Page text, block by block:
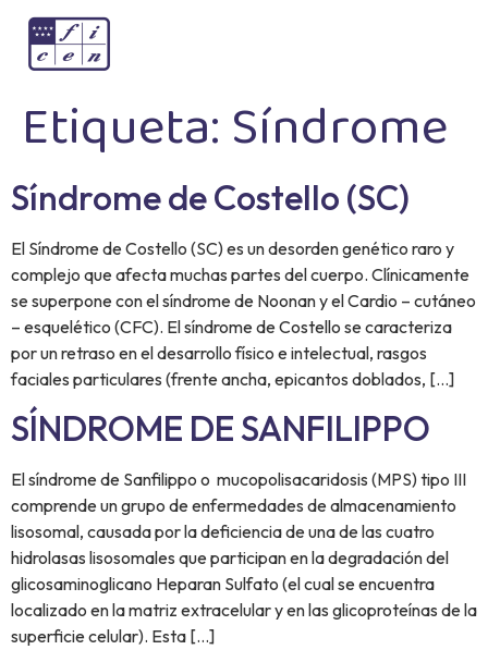
Etiqueta:Síndrome
Síndrome de Costello (SC)
El Síndrome de Costello (SC) es un desorden genético raro y
complejo que afecta muchas partes del cuerpo. Clínicamente
se superpone con el síndrome de Noonan y el Cardio – cutáneo
– esquelético (CFC). El síndrome de Costello se caracteriza
por un retraso en el desarrollo físico e intelectual, rasgos
faciales particulares (frente ancha, epicantos doblados, […]
SÍNDROME DE SANFILIPPO
El síndrome de Sanfilippo o mucopolisacaridosis (MPS) tipo III
comprende un grupo de enfermedades de almacenamiento
lisosomal, causada por la deficiencia de una de las cuatro
hidrolasas lisosomales que participan en la degradación del
glicosaminoglicano Heparan Sulfato (el cual se encuentra
localizado en la matriz extracelular y en las glicoproteínas de la
superficie celular). Esta […]